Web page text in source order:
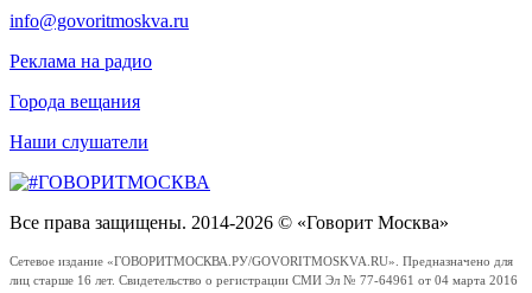
info@govoritmoskva.ru
Реклама на радио
Города вещания
Наши слушатели
Все права защищены. 2014-2026 © «Говорит Москва»
Сетевое издание «ГОВОРИТМОСКВА.РУ/GOVORITMOSKVA.RU». Предназначено для
лиц старше 16 лет. Свидетельство о регистрации СМИ Эл № 77-64961 от 04 марта 2016